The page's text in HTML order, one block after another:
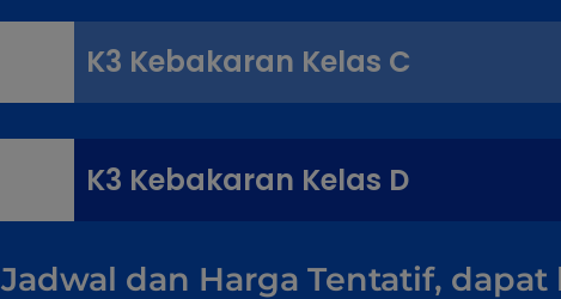
K3 Kebakaran Kelas C
K3 Kebakaran Kelas D
Jadwal dan Harga Tentatif,